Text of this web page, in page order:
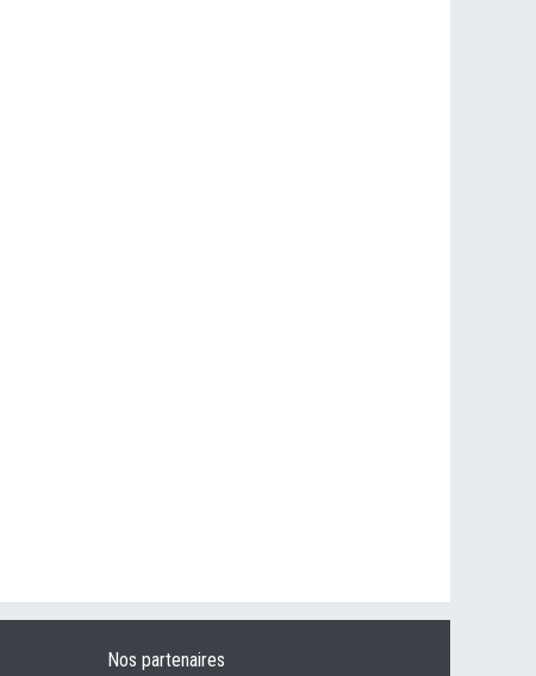
Nos partenaires